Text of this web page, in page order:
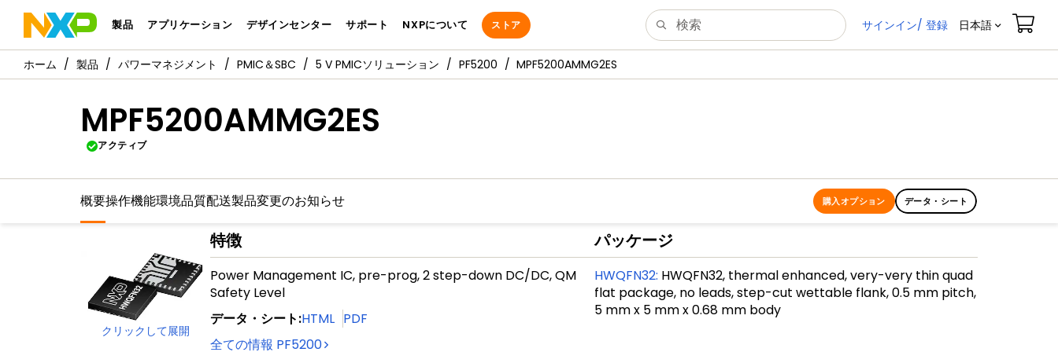
製品 アプリケーション デザインセンター サポート NXPについて ストア サインイン/ 登録 日本語
製品 パワーマネジメント PMIC＆SBC 5 V PMICソリューション PF5200 MPF5200AMMG2ES
MPF5200AMMG2ES
アクティブ
概要操作機能環境品質配送製品変更のお知らせ 購入オプション データ・シート
クリックして展開
特徴
Power Management IC, pre-prog, 2 step-down DC/DC, QM
Safety Level
データ・シート:HTML PDF
全ての情報 PF5200
パッケージ
HWQFN32: HWQFN32, thermal enhanced, very-very thin quad
flat package, no leads, step-cut wettable flank, 0.5 mm pitch,
5 mm x 5 mm x 0.68 mm body